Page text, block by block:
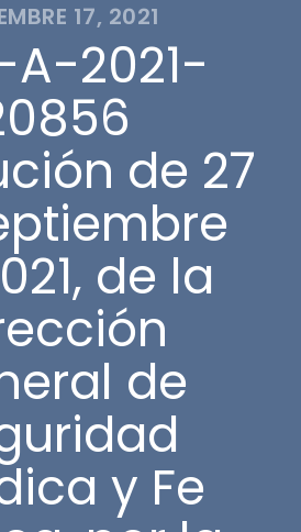
17, 2021
A-2021-
de 27
de la
de
y Fe